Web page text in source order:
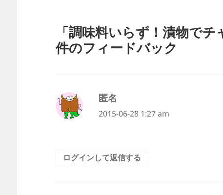
「調味料いらず！漬物で
件のフィードバック
匿名
り:
2015-06-28 1:27 am
ログインして返信する